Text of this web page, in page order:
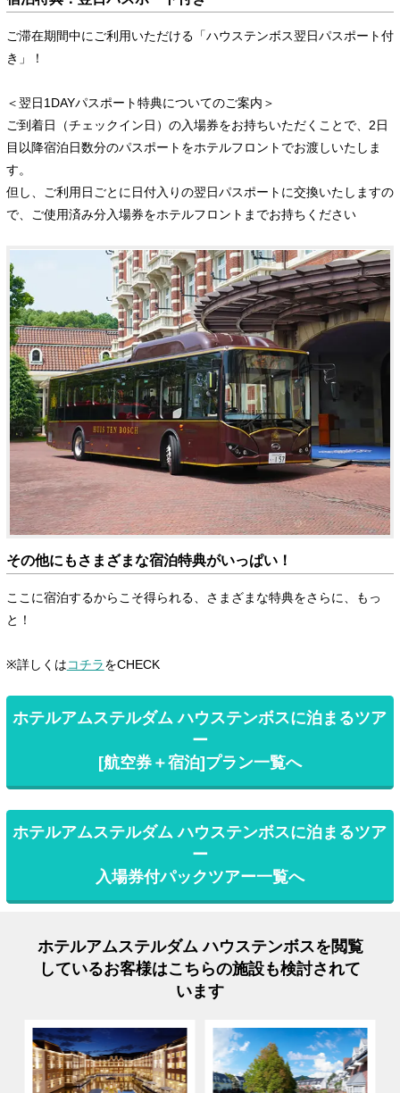
ご滞在期間中にご利用いただける「ハウステンボス翌日パスポート付
き」！
＜翌日1DAYパスポート特典についてのご案内＞
ご到着日（チェックイン日）の入場券をお持ちいただくことで、2日
目以降宿泊日数分のパスポートをホテルフロントでお渡しいたしま
す。
但し、ご利用日ごとに日付入りの翌日パスポートに交換いたしますの
で、ご使用済み分入場券をホテルフロントまでお持ちください
その他にもさまざまな宿泊特典がいっぱい！
ここに宿泊するからこそ得られる、さまざまな特典をさらに、もっ
と！
※詳しくはコチラをCHECK
ホテルアムステルダム ハウステンボスに泊まるツア
ー
[航空券＋宿泊]プラン一覧へ
ホテルアムステルダム ハウステンボスに泊まるツア
ー
入場券付パックツアー一覧へ
ホテルアムステルダム ハウステンボスを閲覧
しているお客様はこちらの施設も検討されて
います